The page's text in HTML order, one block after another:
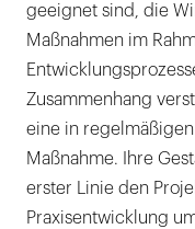
geeignet sind, die
Maßnahmen im
Zusammenhang
eine in
Maßnahme. Ihre
erster Linie den
Praxisentwicklung